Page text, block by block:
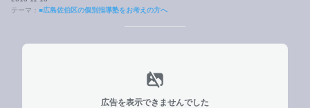
テーマ： ■広島佐伯区の個別指導塾をお考えの方へ
広告を表示できませんでした